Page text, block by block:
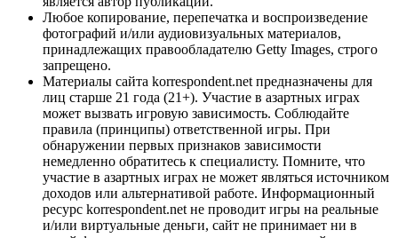
Любое копирование, перепечатка и воспроизведение
фотографий и/или аудиовизуальных материалов,
принадлежащих правообладателю Getty Images, строго
запрещено.
Материалы сайта korrespondent.net предназначены для
лиц старше 21 года (21+). Участие в азартных играх
может вызвать игровую зависимость. Соблюдайте
правила (принципы) ответственной игры. При
обнаружении первых признаков зависимости
немедленно обратитесь к специалисту. Помните, что
участие в азартных играх не может являться источником
доходов или альтернативой работе. Информационный
ресурс korrespondent.net не проводит игры на реальные
и/или виртуальные деньги, сайт не принимает ни в